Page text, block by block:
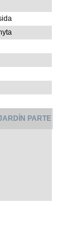
PARTE